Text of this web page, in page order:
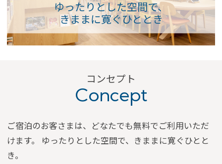
会員登録 ログイン
予約確認・変更・キャンセル
ゆったりとした空間で、
きままに寛ぐひととき
コンセプト
Concept
ご宿泊のお客さまは、どなたでも無料でご利用いただ
けます。
ゆったりとした空間で、きままに寛ぐひとと
き。